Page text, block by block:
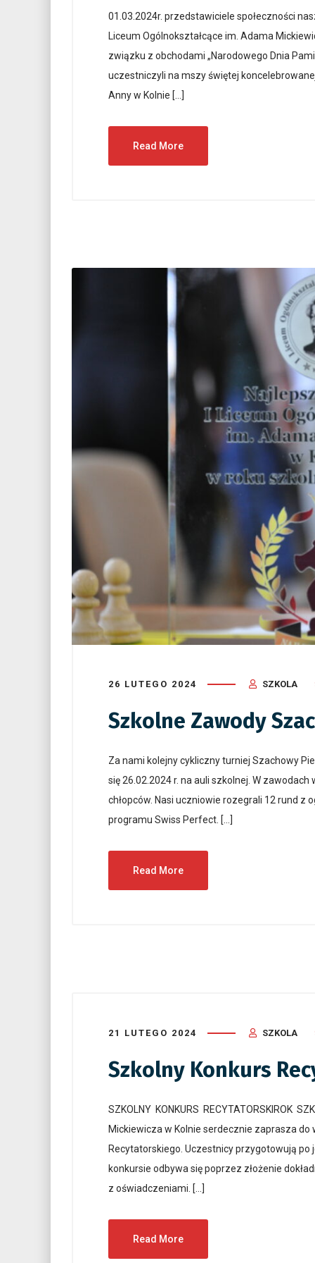
01.03.2024r. przedstawiciele społeczności
Liceum Ogólnokształcące im. Adama
związku z obchodami „Narodowego Dnia
uczestniczyli na mszy świętej
Anny w Kolnie […]
Read More
26 LUTEGO 2024 SZKOLA
Szkolne Zawody
Za nami kolejny cykliczny turniej Szachowy
się 26.02.2024 r. na auli szkolnej. W
chłopców. Nasi uczniowie rozegrali 12 rund
programu Swiss Perfect. […]
Read More
21 LUTEGO 2024 SZKOLA
Szkolny Konkurs
SZKOLNY KONKURS RECYTATORSKIROK
Mickiewicza w Kolnie serdecznie zaprasza do
Recytatorskiego. Uczestnicy przygotowują
konkursie odbywa się poprzez złożenie
z oświadczeniami. […]
Read More